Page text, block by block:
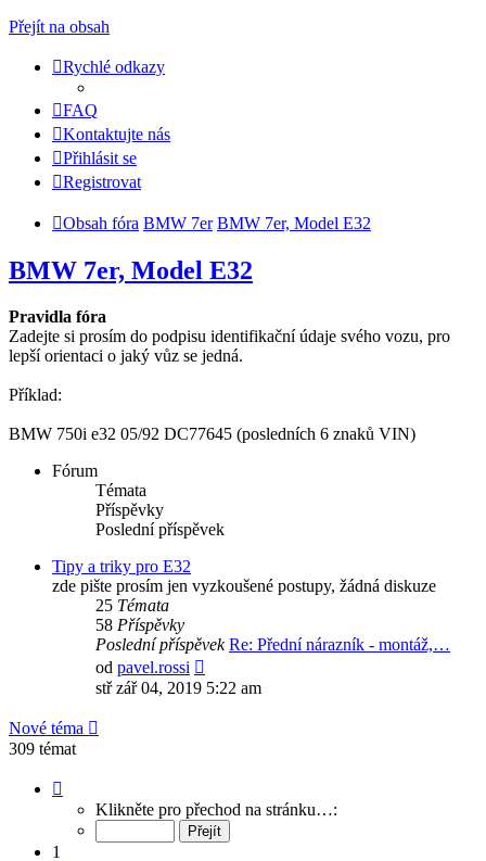
Přejít na obsah
Rychlé odkazy
FAQ
Kontaktujte nás
Přihlásit se
Registrovat
Obsah fóra BMW 7er BMW 7er, Model E32
BMW 7er, Model E32
Pravidla fóra
Zadejte si prosím do podpisu identifikační údaje svého vozu, pro
lepší orientaci o jaký vůz se jedná.
Příklad:
BMW 750i e32 05/92 DC77645 (posledních 6 znaků VIN)
Fórum
Témata
Příspěvky
Poslední příspěvek
Tipy a triky pro E32
zde pište prosím jen vyzkoušené postupy, žádná diskuze
25 Témata
58 Příspěvky
Poslední příspěvek Re: Přední nárazník - montáž,…
od pavel.rossi
poslední
stř zář 04, 2019 5:22 am
Nové téma
309 témat
Klikněte pro přechod na stránku…:
1